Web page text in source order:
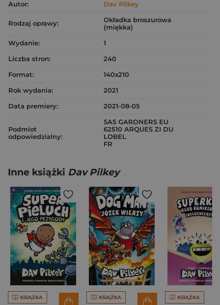
Autor: Dav Pilkey
Rodzaj oprawy:
Okładka broszurowa
(miękka)
Wydanie:
1
Liczba stron:
240
Format:
140x210
Rok wydania:
2021
Data premiery:
2021-08-05
Podmiot
odpowiedzialny:
SAS GARDNERS EU
62510 ARQUES ZI DU
LOBEL
FR
Inne książki Dav Pilkey
KSIĄŻKA KSIĄŻKA KSIĄŻKA